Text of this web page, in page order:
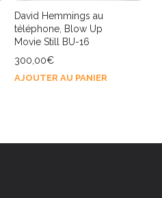
David Hemmings au
téléphone, Blow Up
Movie Still BU-16
300,00€
AJOUTER AU PANIER